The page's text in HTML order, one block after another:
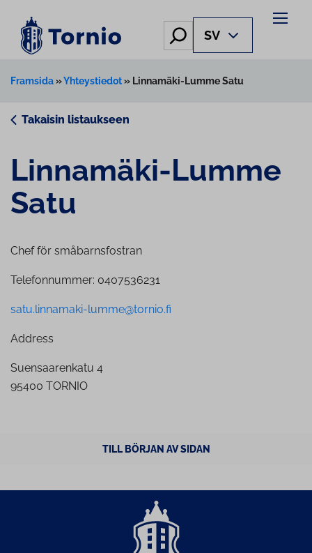
content
Hae SV
Framsida»Yhteystiedot» Linnamäki-Lumme Satu
Takaisin listaukseen
Linnamäki-Lumme
Satu
Chef för småbarnsfostran
Telefonnummer: 0407536231
satu.linnamaki-lumme@tornio.fi
Address
Suensaarenkatu 4
95400 TORNIO
TILL BÖRJAN AV SIDAN